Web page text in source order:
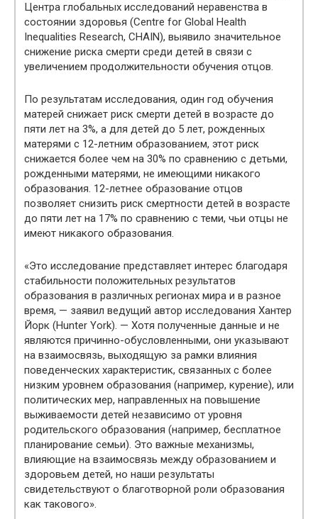
Центра глобальных исследований неравенства в
состоянии здоровья (Centre for Global Health
Inequalities Research, CHAIN), выявило значительное
снижение риска смерти среди детей в связи с
увеличением продолжительности обучения отцов.
По результатам исследования, один год обучения
матерей снижает риск смерти детей в возрасте до
пяти лет на 3%, а для детей до 5 лет, рожденных
матерями с 12-летним образованием, этот риск
снижается более чем на 30% по сравнению с детьми,
рожденными матерями, не имеющими никакого
образования. 12-летнее образование отцов
позволяет снизить риск смертности детей в возрасте
до пяти лет на 17% по сравнению с теми, чьи отцы не
имеют никакого образования.
«Это исследование представляет интерес благодаря
стабильности положительных результатов
образования в различных регионах мира и в разное
время, — заявил ведущий автор исследования Хантер
Йорк (Hunter York). — Хотя полученные данные и не
являются причинно-обусловленными, они указывают
на взаимосвязь, выходящую за рамки влияния
поведенческих характеристик, связанных с более
низким уровнем образования (например, курение), или
политических мер, направленных на повышение
выживаемости детей независимо от уровня
родительского образования (например, бесплатное
планирование семьи). Это важные механизмы,
влияющие на взаимосвязь между образованием и
здоровьем детей, но наши результаты
свидетельствуют о благотворной роли образования
как такового».